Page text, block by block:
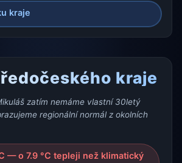
kraje
kraje
zatím nemáme vlastní 30letý
regionální normál z okolních
— o 7.9 °C tepleji než klimatický